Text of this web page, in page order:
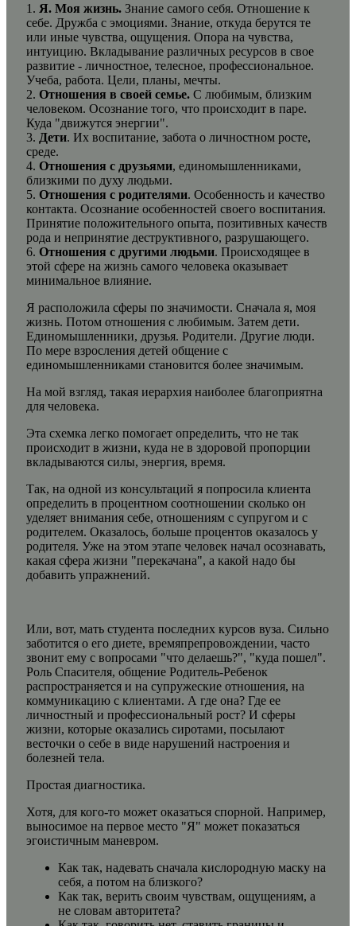
1. Я. Моя жизнь. Знание самого себя. Отношение к
себе. Дружба с эмоциями. Знание, откуда берутся те
или иные чувства, ощущения. Опора на чувства,
интуицию. Вкладывание различных ресурсов в свое
развитие - личностное, телесное, профессиональное.
Учеба, работа. Цели, планы, мечты.
2. Отношения в своей семье. С любимым, близким
человеком. Осознание того, что происходит в паре.
Куда "движутся энергии".
3. Дети. Их воспитание, забота о личностном росте,
среде.
4. Отношения с друзьями, единомышленниками,
близкими по духу людьми.
5. Отношения с родителями. Особенность и качество
контакта. Осознание особенностей своего воспитания.
Принятие положительного опыта, позитивных качеств
рода и непринятие деструктивного, разрушающего.
6. Отношения с другими людьми. Происходящее в
этой сфере на жизнь самого человека оказывает
минимальное влияние.
Я расположила сферы по значимости. Сначала я, моя
жизнь. Потом отношения с любимым. Затем дети.
Единомышленники, друзья. Родители. Другие люди.
По мере взросления детей общение с
единомышленниками становится более значимым.
На мой взгляд, такая иерархия наиболее благоприятна
для человека.
Эта схемка легко помогает определить, что не так
происходит в жизни, куда не в здоровой пропорции
вкладываются силы, энергия, время.
Так, на одной из консультаций я попросила клиента
определить в процентном соотношении сколько он
уделяет внимания себе, отношениям с супругом и с
родителем. Оказалось, больше процентов оказалось у
родителя. Уже на этом этапе человек начал осознавать,
какая сфера жизни "перекачана", а какой надо бы
добавить упражнений.
Или, вот, мать студента последних курсов вуза. Сильно
заботится о его диете, времяпрепровождении, часто
звонит ему с вопросами "что делаешь?", "куда пошел".
Роль Спасителя, общение Родитель-Ребенок
распространяется и на супружеские отношения, на
коммуникацию с клиентами. А где она? Где ее
личностный и профессиональный рост? И сферы
жизни, которые оказались сиротами, посылают
весточки о себе в виде нарушений настроения и
болезней тела.
Простая диагностика.
Хотя, для кого-то может оказаться спорной. Например,
выносимое на первое место "Я" может показаться
эгоистичным маневром.
Как так, надевать сначала кислородную маску на
себя, а потом на близкого?
Как так, верить своим чувствам, ощущениям, а
не словам авторитета?